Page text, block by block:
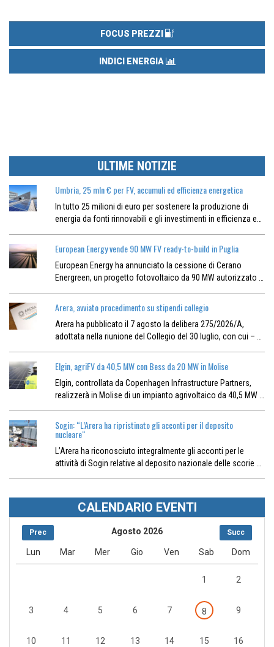
FOCUS PREZZI
INDICI ENERGIA
ULTIME NOTIZIE
Umbria, 25 mln € per FV, accumuli ed efficienza energetica
In tutto 25 milioni di euro per sostenere la produzione di
energia da fonti rinnovabili e gli investimenti in efficienza e…
European Energy vende 90 MW FV ready-to-build in Puglia
European Energy ha annunciato la cessione di Cerano
Energreen, un progetto fotovoltaico da 90 MW autorizzato …
Arera, avviato procedimento su stipendi collegio
Arera ha pubblicato il 7 agosto la delibera 275/2026/A,
adottata nella riunione del Collegio del 30 luglio, con cui – …
Elgin, agriFV da 40,5 MW con Bess da 20 MW in Molise
Elgin, controllata da Copenhagen Infrastructure Partners,
realizzerà in Molise di un impianto agrivoltaico da 40,5 MW …
Sogin: “L’Arera ha ripristinato gli acconti per il deposito
nucleare“
L’Arera ha riconosciuto integralmente gli acconti per le
attività di Sogin relative al deposito nazionale delle scorie …
CALENDARIO EVENTI
Prec Succ
Agosto 2026
Lun Mar Mer Gio Ven Sab Dom
1 2
3 4 5 6 7 8 9
10 11 12 13 14 15 16